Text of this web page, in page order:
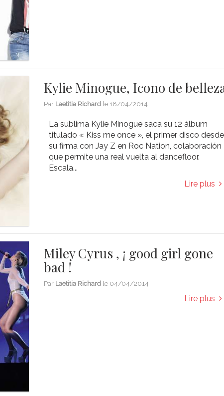
Kylie Minogue, Icono de
Par Laetitia Richard le 18/04/2014
La sublima Kylie Minogue saca su 12 álbum
titulado « Kiss me once », el primer disco desde
su firma con Jay Z en Roc Nation, colaboración
que permite una real vuelta al dancefloor.
Escala...
Lire plus
Miley Cyrus , ¡ good girl gone
bad !
Par Laetitia Richard le 04/04/2014
Lire plus